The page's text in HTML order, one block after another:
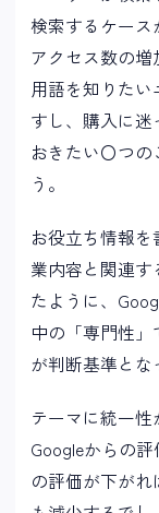
検索するケース
アクセス数の
用語を知りた
すし、購入に
おきたい〇つ
う。
お役立ち情報
業内容と関連
たように、
中の「専門性」
が判断基準とな
テーマに統一
Googleからの
の評価が下が